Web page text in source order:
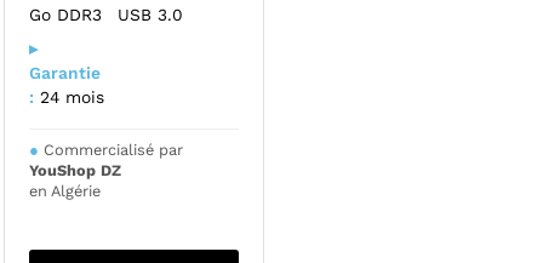
Go DDR3
USB 3.0
▸
Garantie
: 24 mois
● Commercialisé par
YouShop DZ
en Algérie